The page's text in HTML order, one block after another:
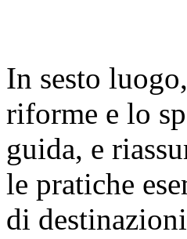
In sesto
riforme e lo
guida, e
le pratiche
di